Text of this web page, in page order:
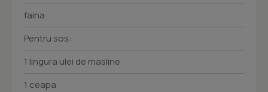
faina
Pentru sos:
1 lingura ulei de masline
1 ceapa